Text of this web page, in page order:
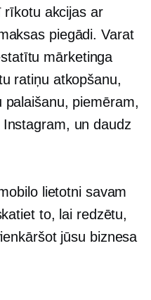
rīkotu akcijas ar
piegādi. Varat
mārketinga
ratiņu atkopšanu,
palaišanu, piemēram,
un daudz
lietotni savam
to, lai redzētu,
jūsu biznesa